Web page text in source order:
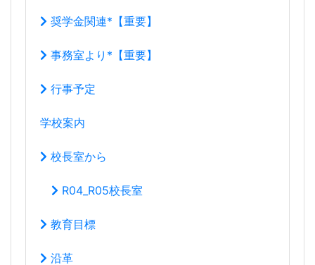
坂高TOP
お知らせ
奨学金関連*【重要】
事務室より*【重要】
行事予定
学校案内
校長室から
R04_R05校長室